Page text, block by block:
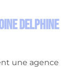
Delphine
une agence